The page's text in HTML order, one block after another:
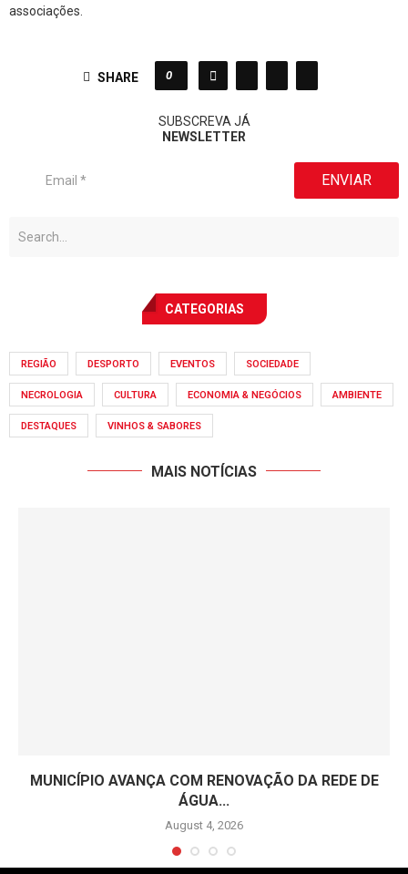
associações.
SHARE 0
SUBSCREVA JÁ
NEWSLETTER
ENVIAR
CATEGORIAS
REGIÃO DESPORTO EVENTOS SOCIEDADE
NECROLOGIA CULTURA ECONOMIA & NEGÓCIOS AMBIENTE
DESTAQUES VINHOS & SABORES
MAIS NOTÍCIAS
MUNICÍPIO AVANÇA COM RENOVAÇÃO DA REDE DE
ÁGUA...
August 4, 2026